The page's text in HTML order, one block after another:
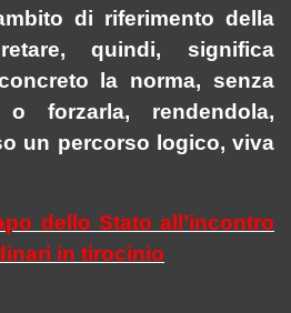
di riferimento della
quindi, significa
la norma, senza
forzarla, rendendola,
un percorso logico, viva
dello Stato all’incontro
in tirocinio